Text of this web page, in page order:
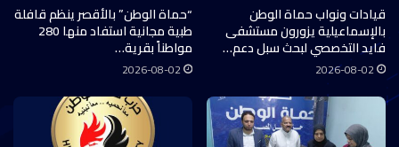
قيادات ونواب حماة الوطن
بالإسماعيلية يزورون مستشفى
فايد التخصصي لبحث سبل دعم…
2026-08-02
“حماة الوطن” بالأقصر ينظم قافلة
طبية مجانية استفاد منها 280
مواطناً بقرية…
2026-08-02